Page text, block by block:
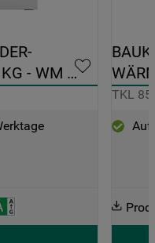
- WM
TKL
Auf